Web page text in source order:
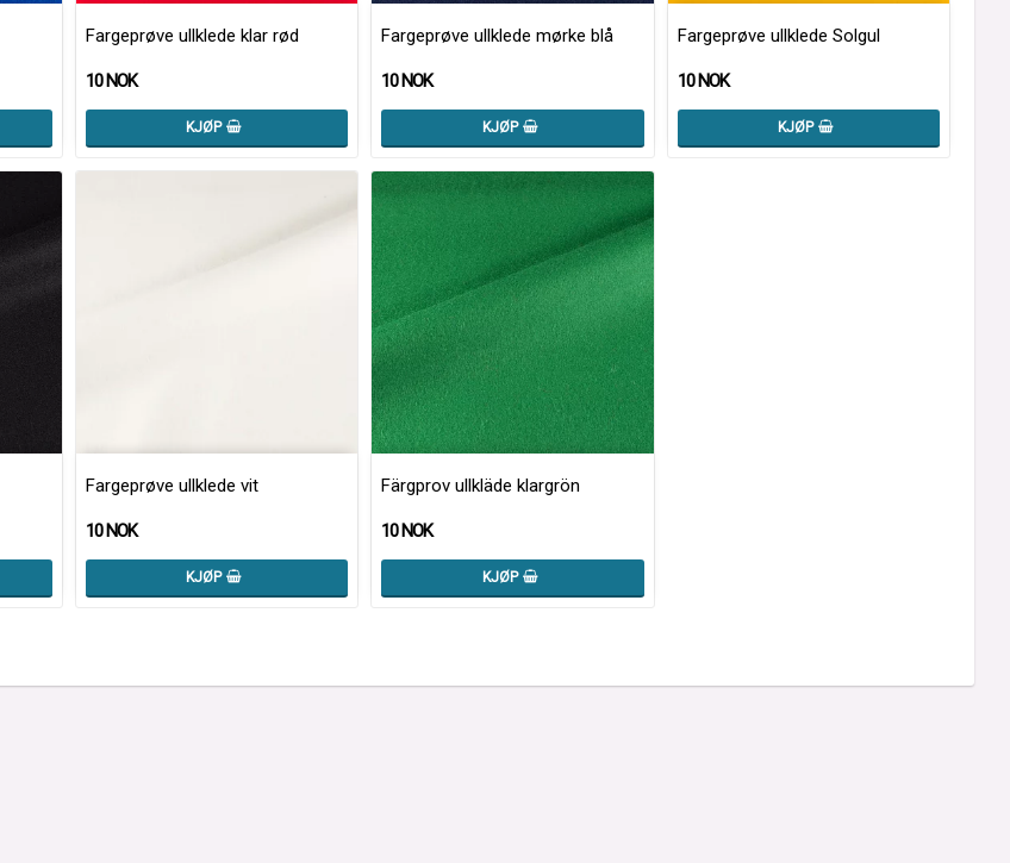
Fargeprøve ullklede klar rød
10 NOK
KJØP
Fargeprøve ullklede mørke blå
10 NOK
KJØP
Fargeprøve ullklede Solgul
10 NOK
KJØP
Fargeprøve ullklede vit
10 NOK
KJØP
Färgprov ullkläde klargrön
10 NOK
KJØP